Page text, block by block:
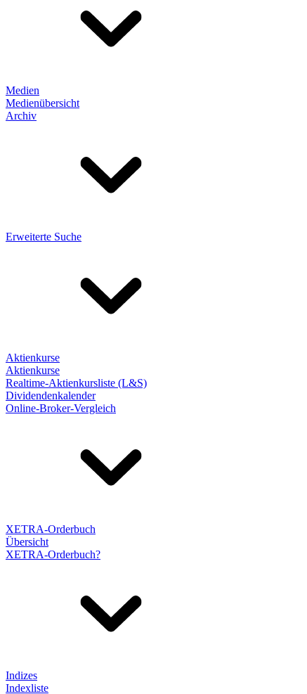
Medien
Medienübersicht
Archiv
Erweiterte Suche
Aktienkurse
Aktienkurse
Realtime-Aktienkursliste (L&S)
Dividendenkalender
Online-Broker-Vergleich
XETRA-Orderbuch
Übersicht
XETRA-Orderbuch?
Indizes
Indexliste